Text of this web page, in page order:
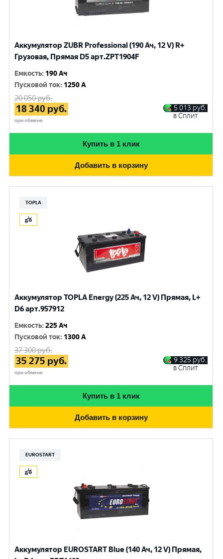
Аккумулятор ZUBR Professional (190 Ач, 12 V) R+
Грузовая, Прямая D5 арт.ZPT1904F
Емкость: 190 Ач
Пусковой ток: 1250 A
20 050руб.
18 340 руб.
при обмене
5 013 руб.
в Сплит
Купить в 1 клик
Добавить в корзину
TOPLA
Аккумулятор TOPLA Energy (225 Ач, 12 V) Прямая, L+
D6 арт.957912
Емкость:225 Ач
Пусковой ток: 1300 A
37 300руб.
35 275 руб.
при обмене
9 325 руб.
в Сплит
Купить в 1 клик
Добавить в корзину
EUROSTART
Аккумулятор EUROSTART Blue (140 Ач, 12 V) Прямая,